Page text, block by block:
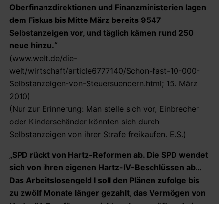
Oberfinanzdirektionen und Finanzministerien lagen
dem Fiskus bis Mitte März bereits 9547
Selbstanzeigen vor, und täglich kämen rund 250
neue hinzu.“
(www.welt.de/die-
welt/wirtschaft/article6777140/Schon-fast-10-000-
Selbstanzeigen-von-Steuersuendern.html; 15. März
2010)
(Nur zur Erinnerung: Man stelle sich vor, Einbrecher
oder Kinderschänder könnten sich durch
Selbstanzeigen von ihrer Strafe freikaufen. E.S.)
„SPD rückt von Hartz-Reformen ab. Die SPD wendet
sich von ihren eigenen Hartz-IV-Beschlüssen ab…
Das Arbeitslosengeld I soll den Plänen zufolge bis
zu zwölf Monate länger gezahlt, das Vermögen von